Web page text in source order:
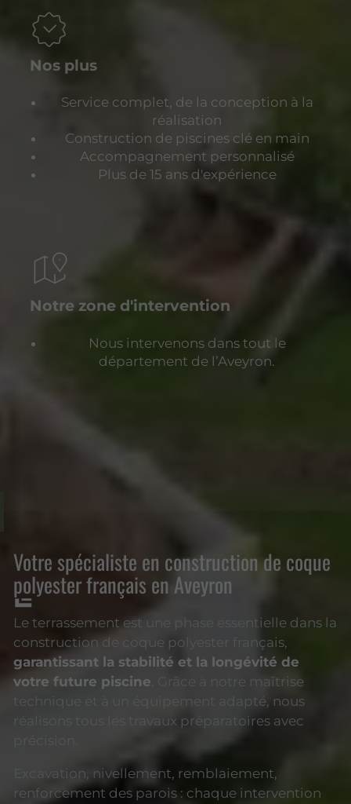
Nos plus
Service complet, de la conception à la
réalisation
Construction de piscines clé en main
Accompagnement personnalisé
Plus de 15 ans d'expérience
Notre zone d'intervention
Nous intervenons dans tout le
département de l’Aveyron.
Votre spécialiste en construction de coque
polyester français en Aveyron
Le terrassement est une phase essentielle dans la
construction de coque polyester français,
garantissant la stabilité et la longévité de
votre future piscine . Grâce à notre maîtrise
technique et à un équipement adapté, nous
réalisons tous les travaux préparatoires avec
Excavation, nivellement, remblaiement,
renforcement des parois : chaque intervention